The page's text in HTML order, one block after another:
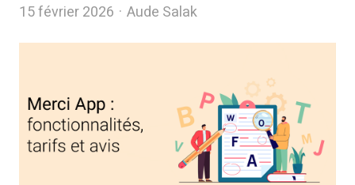
15 février 2026 Author
Aude Salak